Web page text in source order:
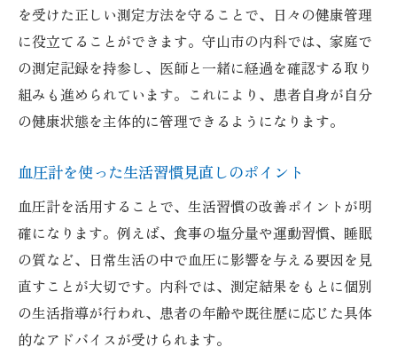
血圧計が守山市の健康診断で果たす役割とは
内科の血圧計が守山市の健診で重要な理由
血圧計を活用した健康診断の流れを詳しく
紹介
内科クリニックでの血圧測定がもたらす安
手順
守山市で選ぶ内科クリニックと血圧計の活
用法
内科クリニックで始める安心の健康サポート
内科クリニックでの血圧計活用による安心
を受けた正しい測定方法を守ることで、日々の健康管理
に役立てることができます。守山市の内科では、家庭で
の測定記録を持参し、医師と一緒に経過を確認する取り
組みも進められています。これにより、患者自身が自分
の健康状態を主体的に管理できるようになります。
血圧計を使った生活習慣見直しのポイント
血圧計を活用することで、生活習慣の改善ポイントが明
確になります。例えば、食事の塩分量や運動習慣、睡眠
の質など、日常生活の中で血圧に影響を与える要因を見
直すことが大切です。内科では、測定結果をもとに個別
の生活指導が行われ、患者の年齢や既往歴に応じた具体
的なアドバイスが受けられます。